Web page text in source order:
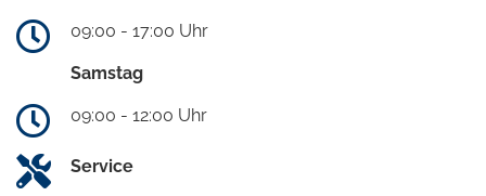
09:00 - 17:00 Uhr
Samstag
09:00 - 12:00 Uhr
Service